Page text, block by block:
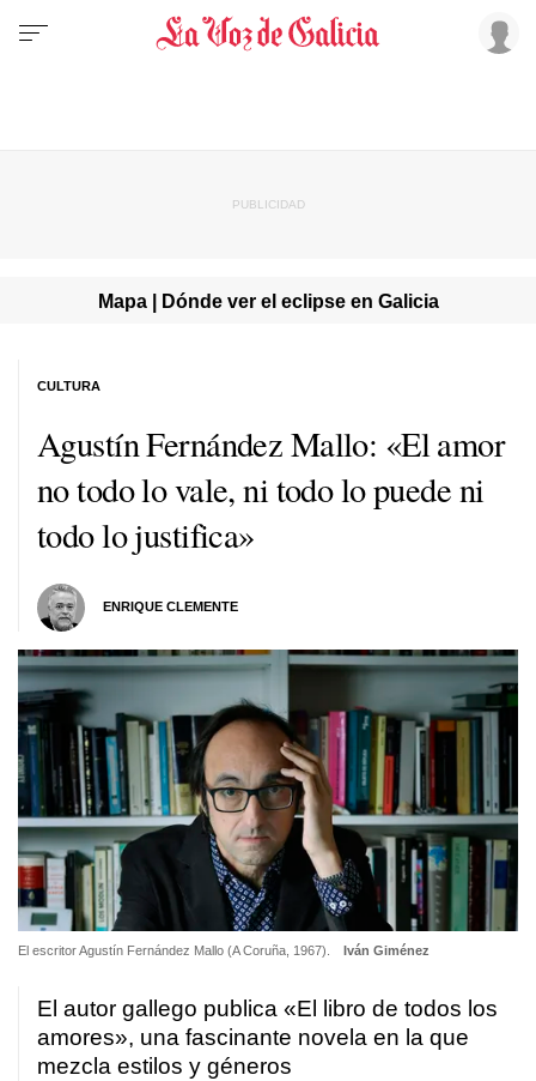
Mapa | Dónde ver el eclipse en Galicia
Agustín Fernández Mallo: «El amor
no todo lo vale, ni todo lo puede ni
todo lo justifica»
ENRIQUE CLEMENTE
CULTURA
El escritor Agustín Fernández Mallo (A Coruña, 1967). Iván Giménez
El autor gallego publica «El libro de todos los
amores», una fascinante novela en la que
mezcla estilos y géneros